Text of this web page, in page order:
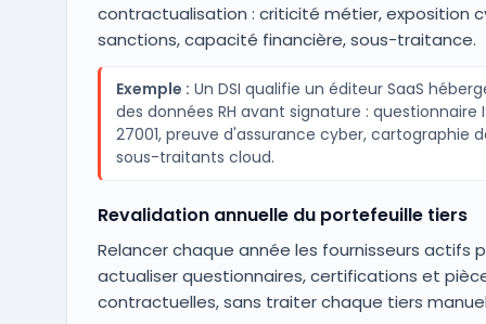
contractualisation : criticité métier, exposition
sanctions, capacité financière, sous-traitance.
Exemple : Un DSI qualifie un éditeur SaaS
des données RH avant signature : questionnaire
27001, preuve d'assurance cyber, cartographie
sous-traitants cloud.
Revalidation annuelle du portefeuille tiers
Relancer chaque année les fournisseurs actifs
actualiser questionnaires, certifications et
contractuelles, sans traiter chaque tiers